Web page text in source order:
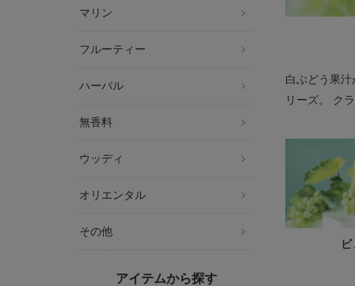
マリン
フルーティー
ハーバル
無香料
ウッディ
オリエンタル
その他
アイテムから探す
白ぶどう果
リーズ。 ク